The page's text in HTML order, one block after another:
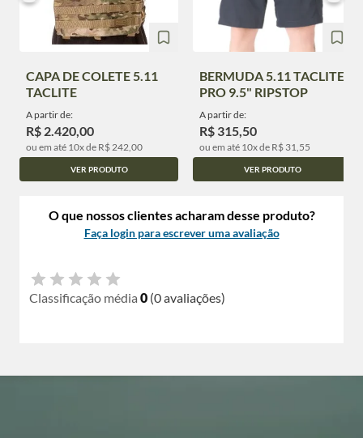
CAPA DE COLETE 5.11
TACLITE
A partir de:
R$ 2.420,00
ou em até 10x de R$ 242,00
VER PRODUTO
BERMUDA 5.11 TACLITE
PRO 9.5" RIPSTOP
A partir de:
R$ 315,50
ou em até 10x de R$ 31,55
VER PRODUTO
O que nossos clientes acharam desse produto?
Faça login para escrever uma avaliação
Classificação média 0 (0 avaliações)